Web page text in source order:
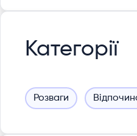
Категорії
Розваги